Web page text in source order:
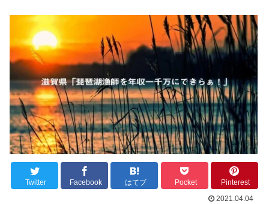
Twitter Facebook はてブ Pocket
Pinterest
2021.04.04